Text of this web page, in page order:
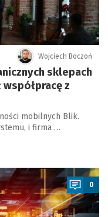
Wojciech Boczoń
sklepach
z
mobilnych Blik.
i firma …
0